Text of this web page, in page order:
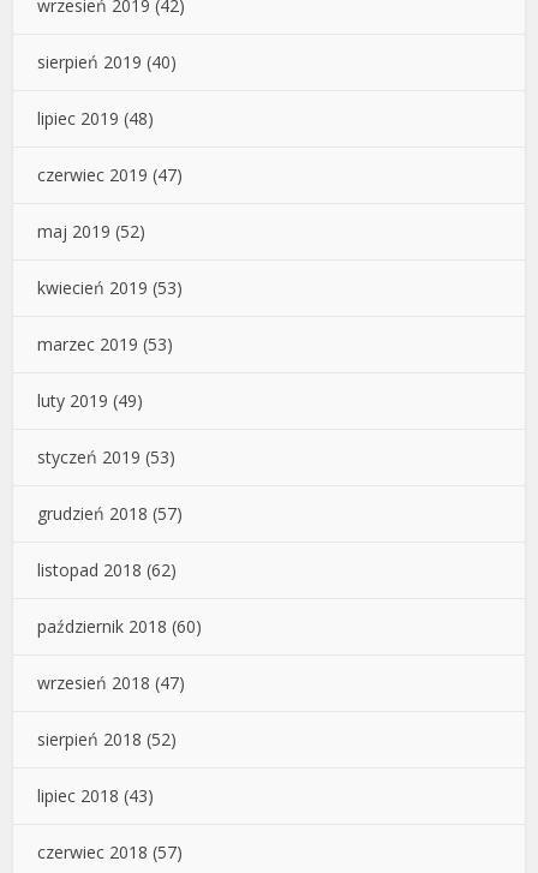
wrzesień 2019 (42)
sierpień 2019 (40)
lipiec 2019 (48)
czerwiec 2019 (47)
maj 2019 (52)
kwiecień 2019 (53)
marzec 2019 (53)
luty 2019 (49)
styczeń 2019 (53)
grudzień 2018 (57)
listopad 2018 (62)
październik 2018 (60)
wrzesień 2018 (47)
sierpień 2018 (52)
lipiec 2018 (43)
czerwiec 2018 (57)